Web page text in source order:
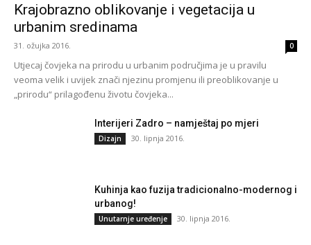
Krajobrazno oblikovanje i vegetacija u
urbanim sredinama
31. ožujka 2016. 0
Utjecaj čovjeka na prirodu u urbanim područjima je u pravilu
veoma velik i uvijek znači njezinu promjenu ili preoblikovanje u
„prirodu“ prilagođenu životu čovjeka...
Interijeri Zadro – namještaj po mjeri
Dizajn 30. lipnja 2016.
Kuhinja kao fuzija tradicionalno-modernog i
urbanog!
Unutarnje uređenje 30. lipnja 2016.